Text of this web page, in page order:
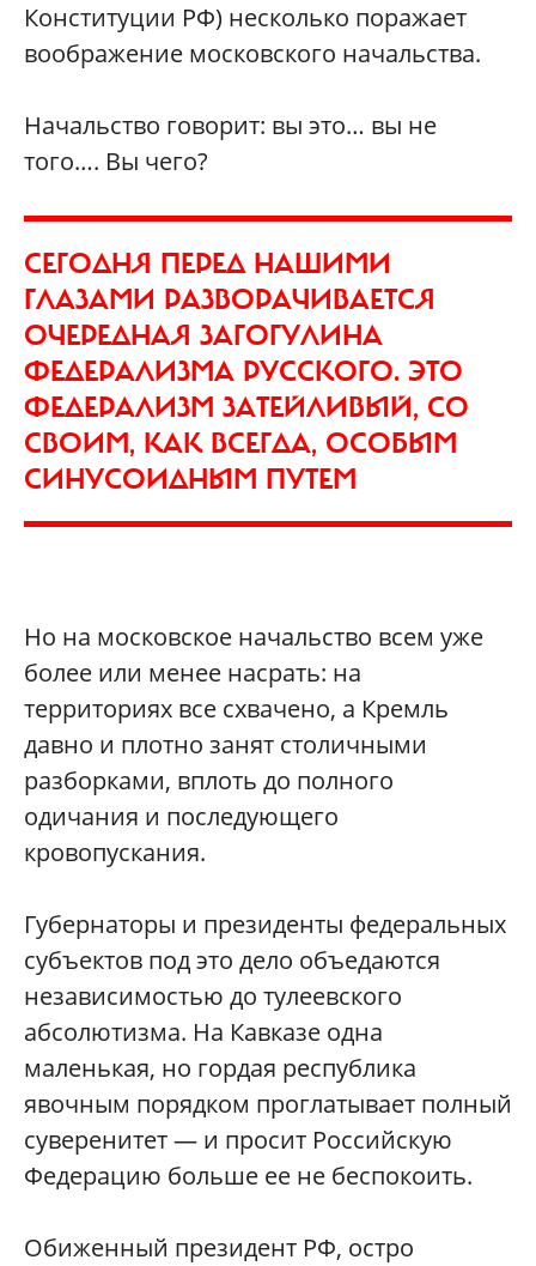
Конституции РФ) несколько поражает
воображение московского начальства.
Начальство говорит: вы это… вы не
того…. Вы чего?
СЕГОДНЯ ПЕРЕД НАШИМИ
ГЛАЗАМИ РАЗВОРАЧИВАЕТСЯ
ОЧЕРЕДНАЯ ЗАГОГУЛИНА
ФЕДЕРАЛИЗМА РУССКОГО. ЭТО
ФЕДЕРАЛИЗМ ЗАТЕЙЛИВЫЙ, СО
СВОИМ, КАК ВСЕГДА, ОСОБЫМ
СИНУСОИДНЫМ ПУТЕМ
Но на московское начальство всем уже
более или менее насрать: на
территориях все схвачено, а Кремль
давно и плотно занят столичными
разборками, вплоть до полного
одичания и последующего
кровопускания.
Губернаторы и президенты федеральных
субъектов под это дело объедаются
независимостью до тулеевского
абсолютизма. На Кавказе одна
маленькая, но гордая республика
явочным порядком проглатывает полный
суверенитет — и просит Российскую
Федерацию больше ее не беспокоить.
Обиженный президент РФ, остро